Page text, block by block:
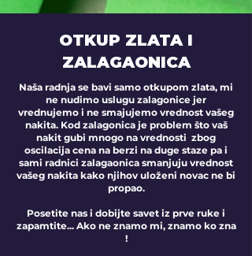
OTKUP ZLATAI
ZALAGAONICA
Naša radnja se bavi samo otkupom zlata, mi
ne nudimo uslugu zalagonice jer
vrednujemo i ne smajujemo vrednost vašeg
nakita. Kod zalagonica je problem što vaš
nakit gubi mnogo na vrednosti zbog
oscilacija cena na berzi na duge staze pa i
sami radnici zalagaonica smanjuju vrednost
vašeg nakita kako njihov uloženi novac ne bi
propao.
Posetite nas i dobijte savet iz prve ruke i
zapamtite... Ako ne znamo mi, znamo ko zna
!